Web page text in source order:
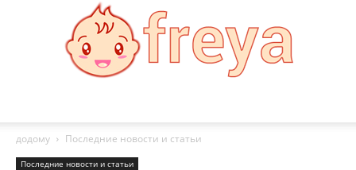
додому
Последние новости и статьи
Последние новости и статьи